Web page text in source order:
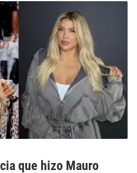
que hizo Mauro